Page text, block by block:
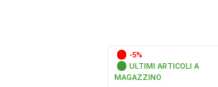
-5%
ULTIMI ARTICOLI A
MAGAZZINO